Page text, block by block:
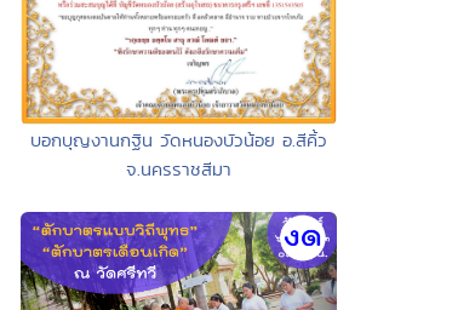
บอกบุญงานกฐิน วัดหนองบัวน้อย อ.สีคิ้ว
จ.นครราชสีมา